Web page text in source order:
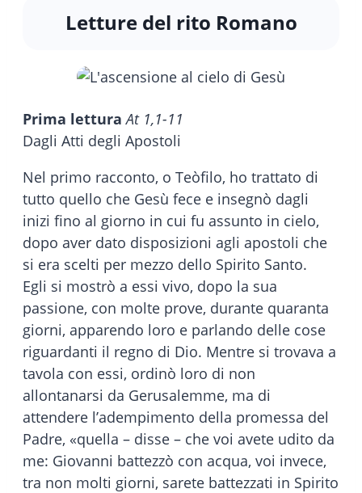
Letture del rito Romano
Prima letturaAt 1,1-11
Dagli Atti degli Apostoli
Nel primo racconto, o Teòfilo, ho trattato di
tutto quello che Gesù fece e insegnò dagli
inizi fino al giorno in cui fu assunto in cielo,
dopo aver dato disposizioni agli apostoli che
si era scelti per mezzo dello Spirito Santo.
Egli si mostrò a essi vivo, dopo la sua
passione, con molte prove, durante quaranta
giorni, apparendo loro e parlando delle cose
riguardanti il regno di Dio. Mentre si trovava a
tavola con essi, ordinò loro di non
allontanarsi da Gerusalemme, ma di
attendere l’adempimento della promessa del
Padre, «quella – disse – che voi avete udito da
me: Giovanni battezzò con acqua, voi invece,
tra non molti giorni, sarete battezzati in Spirito